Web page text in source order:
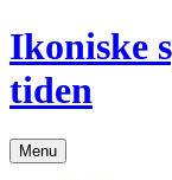
Hop
til
indhold
Ikoniske
tiden
Menu